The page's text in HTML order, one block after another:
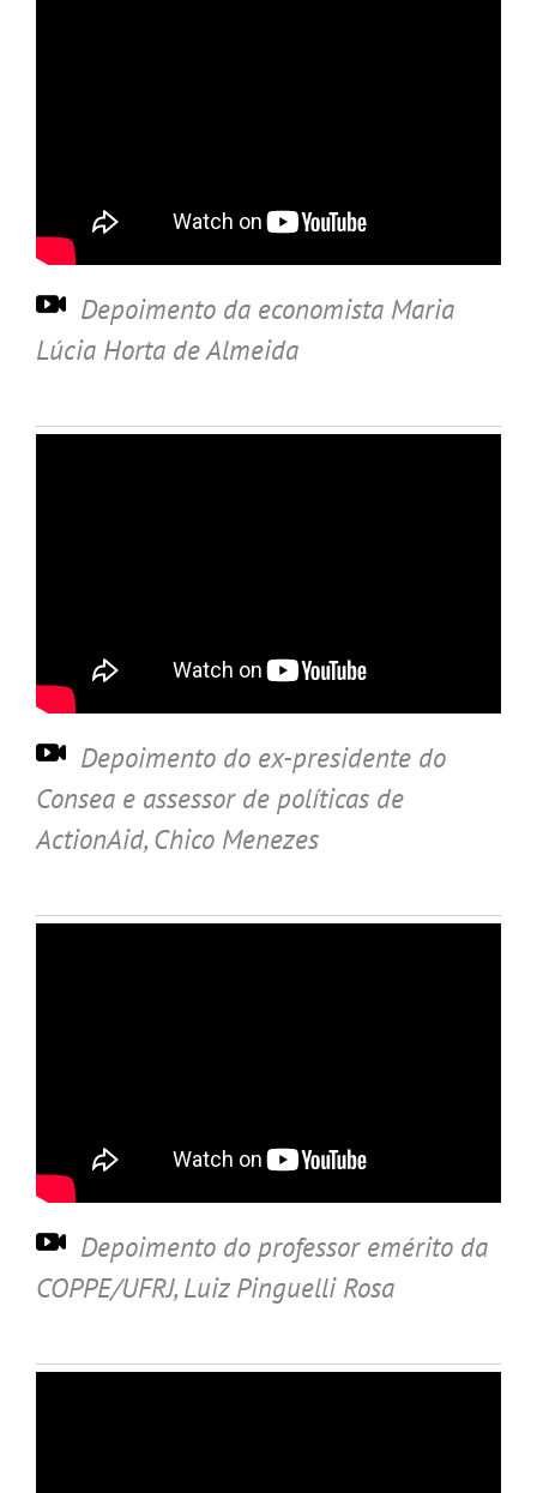
Depoimento da economista Maria
Lúcia Horta de Almeida
Depoimento do ex-presidente do
Consea e assessor de políticas de
ActionAid, Chico Menezes
Depoimento do professor emérito da
COPPE/UFRJ, Luiz Pinguelli Rosa